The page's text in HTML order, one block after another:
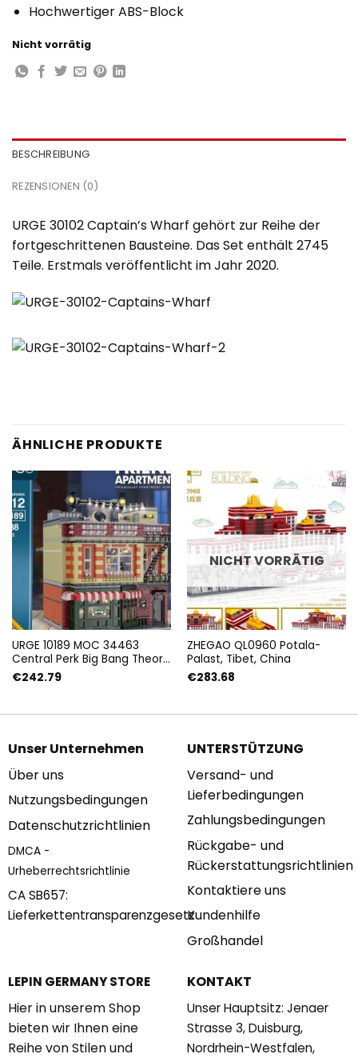
Hochwertiger ABS-Block
Nicht vorrätig
BESCHREIBUNG
REZENSIONEN (0)
URGE 30102 Captain’s Wharf gehört zur Reihe der
fortgeschrittenen Bausteine. Das Set enthält 2745
Teile. Erstmals veröffentlicht im Jahr 2020.
ÄHNLICHE PRODUKTE
URGE 10189 MOC 34463
Central Perk Big Bang Theory
Building von BrickPolis
€242.79
NICHT VORRÄTIG
ZHEGAO QL0960 Potala-
Palast, Tibet, China
€283.68
Unser Unternehmen
Über uns
Nutzungsbedingungen
Datenschutzrichtlinien
DMCA -
Urheberrechtsrichtlinie
CA SB657:
Lieferkettentransparenzgesetz
UNTERSTÜTZUNG
Versand- und
Lieferbedingungen
Zahlungsbedingungen
Rückgabe- und
Rückerstattungsrichtlinien
Kontaktiere uns
Kundenhilfe
Großhandel
LEPIN GERMANY STORE
Hier in unserem Shop
bieten wir Ihnen eine
Reihe von Stilen und
KONTAKT
Unser Hauptsitz: Jenaer
Strasse 3, Duisburg,
Nordrhein-Westfalen,